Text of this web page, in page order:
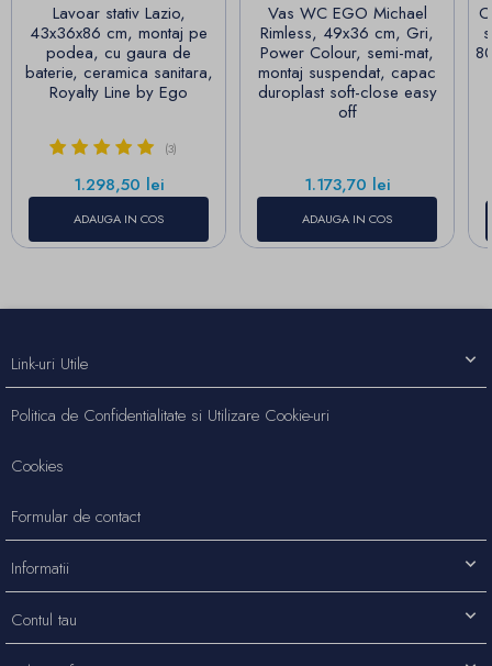
Lavoar stativ Lazio,
43x36x86 cm, montaj pe
podea, cu gaura de
baterie, ceramica sanitara,
Royalty Line by Ego
(3)
Pret
1.298,50 lei
ADAUGA IN COS
Vas WC EGO Michael
Rimless, 49x36 cm, Gri,
Power Colour, semi-mat,
montaj suspendat, capac
duroplast soft-close easy
off
Pret
1.173,70 lei
ADAUGA IN COS
Link-uri Utile
Politica de Confidentialitate si Utilizare Cookie-uri
Cookies
Formular de contact
Informatii
Contul tau